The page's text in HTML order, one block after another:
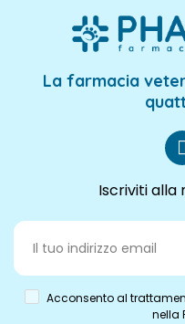
La farmacia
Iscriviti
Acconsento al
nella